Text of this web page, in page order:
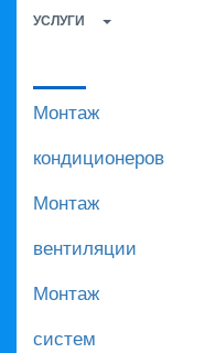
УСЛУГИ
Монтаж
кондиционеров
Монтаж
вентиляции
Монтаж
систем